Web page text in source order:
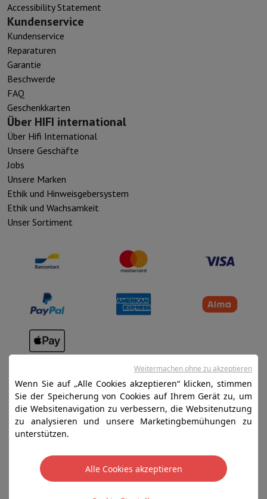
Accessibility Statement
Kundenservice
Kundenservice
Reparaturen
Garantie
Beschwerde
FAQ
Geschenkkarten
Über HIFI international
Über Hifi International
Unsere Geschäfte
Jobs
Unsere Marken
Ethik und Hinweisgebersystem
Ethik und Wachsamkeit
Unser Sortiment
Datenschutz
Disclaimer
Cookies
SA HIFI international - 2 Rue Läiteschbaach, 5324
Contern, G-D de Luxembourg - 00 128 297/101
TVA LU 190.388.17
Wenn Sie auf „Alle Cookies akzeptieren“ klicken, stimmen
Sie der Speicherung von Cookies auf Ihrem Gerät zu, um
die Websitenavigation zu verbessern, die Websitenutzung
zu analysieren und unsere Marketingbemühungen zu
unterstützen.
Alle Cookies akzeptieren
Weitermachen ohne zu akzeptieren